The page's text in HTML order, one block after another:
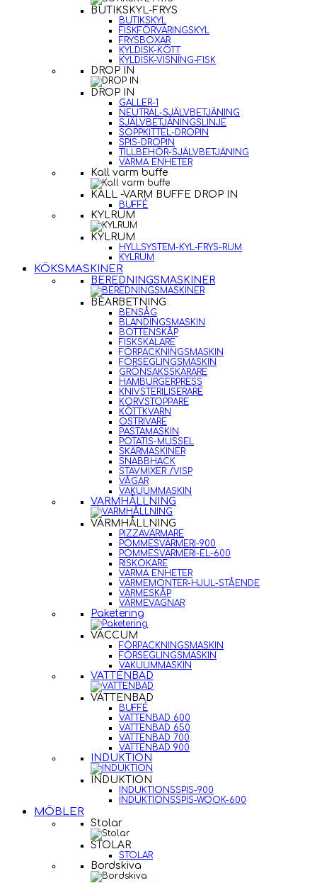
BUTIKSKYL-FRYS
BUTIKSKYL
FISKFÖRVARINGSKYL
FRYSBOXAR
KYLDISK-KÖTT
KYLDISK-VISNING-FISK
DROP IN
DROP IN
GALLER-1
NEUTRAL-SJÄLVBETJÄNING
SJÄLVBETJÄNINGSLINJE
SOPPKITTEL-DROPIN
SPIS-DROPIN
TILLBEHÖR-SJÄLVBETJÄNING
VARMA ENHETER
Kall varm buffe
KALL -VARM BUFFE DROP IN
BUFFÉ
KYLRUM
KYLRUM
HYLLSYSTEM-KYL-FRYS-RUM
KYLRUM
KÖKSMASKINER
BEREDNINGSMASKINER
BEARBETNING
BENSÅG
BLANDINGSMASKIN
BOTTENSKÅP
FISKSKALARE
FÖRPACKNINGSMASKIN
FÖRSEGLINGSMASKIN
GRÖNSAKSSKÄRARE
HAMBURGERPRESS
KNIVSTERILISERARE
KORVSTOPPARE
KÖTTKVARN
OSTRIVARE
PASTAMASKIN
POTATIS-MUSSEL
SKÄRMASKINER
SNABBHACK
STAVMIXER /VISP
VÅGAR
VAKUUMMASKIN
VARMHÅLLNING
VARMHÅLLNING
PIZZAVÄRMARE
POMMESVÄRMERI-900
POMMESVÄRMERI-EL-600
RISKOKARE
VARMA ENHETER
VÄRMEMONTER-HJUL-STÅENDE
VÄRMESKÅP
VÄRMEVAGNAR
Paketering
VACCUM
FÖRPACKNINGSMASKIN
FÖRSEGLINGSMASKIN
VAKUUMMASKIN
VATTENBAD
VATTENBAD
BUFFÉ
VATTENBAD 600
VATTENBAD 650
VATTENBAD 700
VATTENBAD 900
INDUKTION
INDUKTION
INDUKTIONSSPIS-900
INDUKTIONSSPIS-WOOK-600
MÖBLER
Stolar
STOLAR
STOLAR
Bordskiva